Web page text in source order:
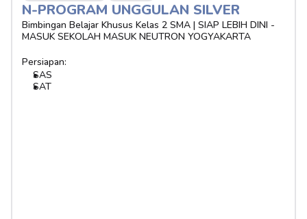
N-PROGRAM UNGGULAN SILVER
Bimbingan Belajar Khusus Kelas 2 SMA | SIAP LEBIH DINI -
MASUK SEKOLAH MASUK NEUTRON YOGYAKARTA
Persiapan:
SAS
SAT